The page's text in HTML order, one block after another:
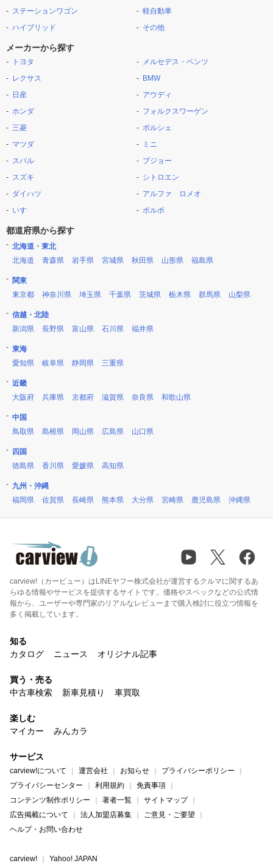
ステーションワゴン
ハイブリッド
軽自動車
その他
メーカーから探す
トヨタ
レクサス
日産
ホンダ
三菱
マツダ
スバル
スズキ
ダイハツ
いすゞ
メルセデス・ベンツ
BMW
アウディ
フォルクスワーゲン
ポルシェ
ミニ
プジョー
シトロエン
アルファ ロメオ
ボルボ
都道府県から探す
北海道・東北
北海道
青森県 岩手県 宮城県 秋田県 山形県 福島県
関東
東京都
神奈川県 埼玉県 千葉県 茨城県 栃木県 群馬県 山梨県
信越・北陸
新潟県
長野県 富山県 石川県 福井県
東海
愛知県
岐阜県 静岡県 三重県
近畿
大阪府
兵庫県 京都府 滋賀県 奈良県 和歌山県
中国
鳥取県
島根県 岡山県 広島県 山口県
四国
徳島県
香川県 愛媛県 高知県
九州・沖縄
福岡県
佐賀県 長崎県 熊本県 大分県 宮崎県 鹿児島県 沖縄県
carview!（カービュー）はLINEヤフー株式会社が運営するクルマに関するあ
らゆる情報やサービスを提供するサイトです。価格やスペックなどの公式情
報から、ユーザーや専門家のリアルなレビューまで購入検討に役立つ情報を
多く掲載しています。
知る
カタログ
ニュース オリジナル記事
買う・売る
中古車検索
新車見積り 車買取
楽しむ
マイカー
みんカラ
サービス
carview!について 運営会社 お知らせ
プライバシーポリシー
プライバシーセンター
利用規約
免責事項
コンテンツ制作ポリシー
著者一覧
サイトマップ
広告掲載について
法人加盟店募集
ご意見・ご要望
ヘルプ・お問い合わせ
carview! Yahoo! JAPAN